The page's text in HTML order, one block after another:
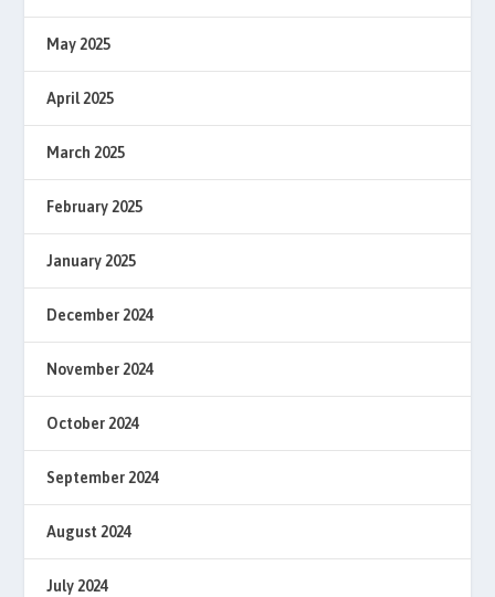
May 2025
April 2025
March 2025
February 2025
January 2025
December 2024
November 2024
October 2024
September 2024
August 2024
July 2024